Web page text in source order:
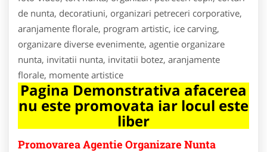
de nunta, decoratiuni, organizari petreceri corporative,
aranjamente florale, program artistic, ice carving,
organizare diverse evenimente, agentie organizare
nunta, invitatii nunta, invitatii botez, aranjamente
florale, momente artistice
Pagina Demonstrativa afacerea
nu este promovata iar locul este
liber
Promovarea Agentie Organizare Nunta